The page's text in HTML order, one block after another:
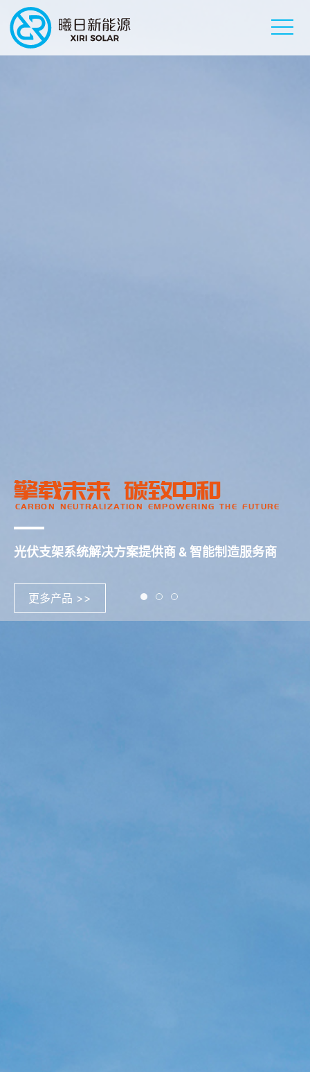
擎载未来 碳致中和
CARBON NEUTRALIZATION EMPOWERING THE FUTURE
光伏支架系统解决方案提供商 & 智能制造服务商
更多产品 >>